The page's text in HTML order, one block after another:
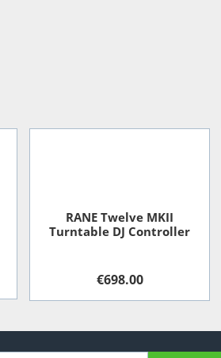
RANE Twelve MKII
Turntable DJ Controller
€698.00